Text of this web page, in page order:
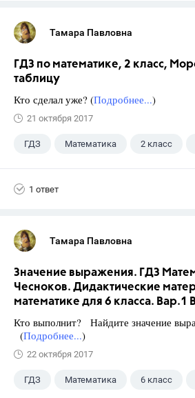
Тамара Павловна
ГДЗ по математике, 2 класс,
таблицу
Кто сделал уже? (Подробнее...)
21 октября 2017
ГДЗ Математика 2 класс
1 ответ
Тамара Павловна
Значение выражения. ГДЗ
Чесноков. Дидактические
математике для 6 класса. Вар.1
Кто выполнит? Найдите значение
(Подробнее...)
22 октября 2017
ГДЗ Математика 6 класс